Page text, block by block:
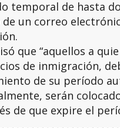
temporal de hasta
de un correo
que “aquellos a
de inmigración,
de su período
serán
de que expire el